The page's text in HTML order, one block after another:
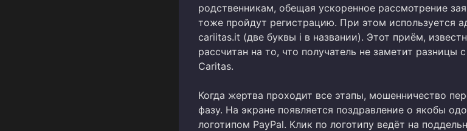
родственникам, обещая ускоренное рассмотрение
тоже пройдут регистрацию. При этом используется
cariitas.it (две буквы i в названии). Этот приём,
рассчитан на то, что получатель не заметит
Caritas.
Когда жертва проходит все этапы, мошенничество
фазу. На экране появляется поздравление о якобы
логотипом PayPal. Клик по логотипу ведёт на